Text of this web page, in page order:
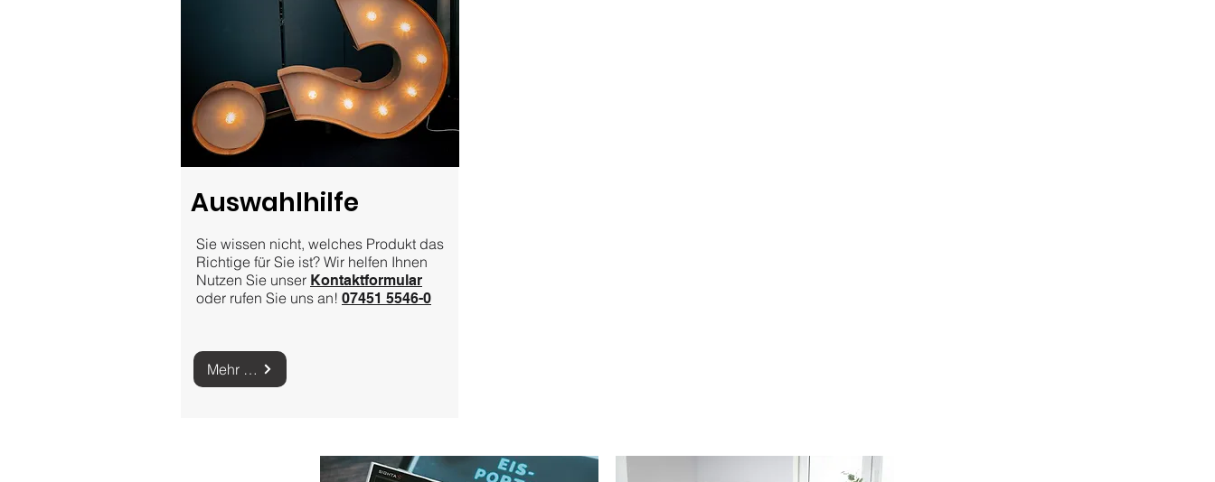
Auswahlhilfe
Sie wissen nicht, welches Produkt das
Richtige für Sie ist? Wir helfen Ihnen
Nutzen Sie unser Kontaktformular
oder rufen Sie uns an! 07451 5546-0
Mehr zum Kontaktformular